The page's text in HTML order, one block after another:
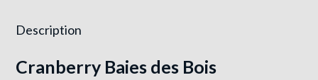
Description
Cranberry Baies des Bois